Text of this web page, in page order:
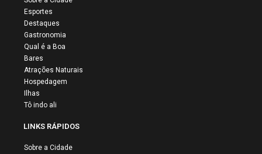
Esportes
Destaques
Gastronomia
Qual é a Boa
Bares
Atrações Naturais
Hospedagem
Ilhas
Tô indo ali
LINKS RÁPIDOS
Sobre a Cidade